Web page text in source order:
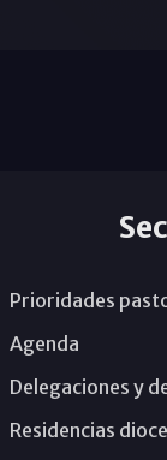
Prioridades
Agenda
Delegaciones y
Residencias